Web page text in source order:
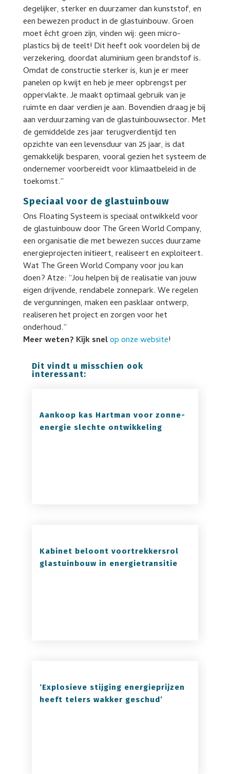
degelijker, sterker en duurzamer dan kunststof, en
een bewezen product in de glastuinbouw. Groen
moet écht groen zijn, vinden wij: geen micro-
plastics bij de teelt! Dit heeft ook voordelen bij de
verzekering, doordat aluminium geen brandstof is.
Omdat de constructie sterker is, kun je er meer
panelen op kwijt en heb je meer opbrengst per
oppervlakte. Je maakt optimaal gebruik van je
ruimte en daar verdien je aan. Bovendien draag je bij
aan verduurzaming van de glastuinbouwsector. Met
de gemiddelde zes jaar terugverdientijd ten
opzichte van een levensduur van 25 jaar, is dat
gemakkelijk besparen, vooral gezien het systeem de
ondernemer voorbereidt voor klimaatbeleid in de
toekomst.”
Speciaal voor de glastuinbouw
Ons Floating Systeem is speciaal ontwikkeld voor
de glastuinbouw door The Green World Company,
een organisatie die met bewezen succes duurzame
energieprojecten initieert, realiseert en exploiteert.
Wat The Green World Company voor jou kan
doen? Atze: “Jou helpen bij de realisatie van jouw
eigen drijvende, rendabele zonnepark. We regelen
de vergunningen, maken een pasklaar ontwerp,
realiseren het project en zorgen voor het
onderhoud.”
Meer weten? Kijk snelop onze website!
Dit vindt u misschien ook
interessant:
Aankoop kas Hartman voor zonne-
energie slechte ontwikkeling
Kabinet beloont voortrekkersrol
glastuinbouw in energietransitie
‘Explosieve stijging energieprijzen
heeft telers wakker geschud’